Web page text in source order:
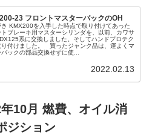
23 フロントマスターバックのOH
き KMX200を入手した時点で取り付けてあった
トブレーキ用マスターシリンダを、以前、カワサ
系に交換しました。そしてハンドプロテク
り付けました。 買ったジャンク品は、運よくマ
ックの部品交換せずに使...
2022.02.13
10月 燃費、オイル消
ジション